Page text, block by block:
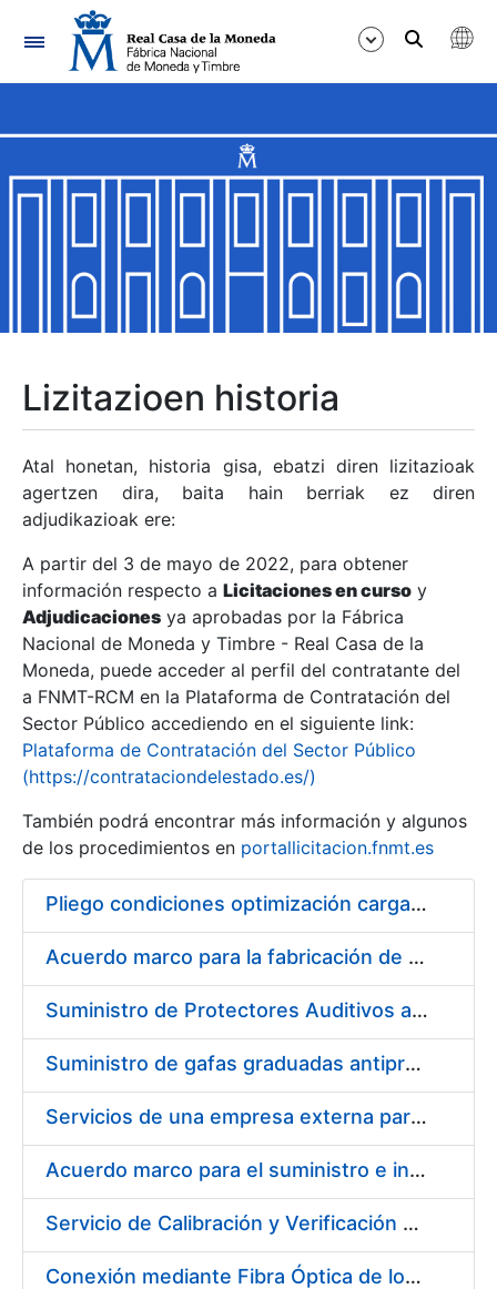
Nabigazioa
Erakutsi/Ezkutatu
Erakutsi/Ezkutatu
Erakutsi/Ezkutatu
Erakutsi/Ezkutatu
Erakutsi/Ezkutatu
Erakutsi/Ezkutatu
Erakutsi/Ezkutatu
Erakutsi/Ezkutatu
Lizitazioen historia
Atal honetan, historia gisa, ebatzi diren lizitazioak
agertzen dira, baita hain berriak ez diren
adjudikazioak ere:
A partir del 3 de mayo de 2022, para obtener
información respecto a Licitaciones en curso y
Adjudicaciones ya aprobadas por la Fábrica
Nacional de Moneda y Timbre - Real Casa de la
Moneda, puede acceder al perfil del contratante del
a FNMT-RCM en la Plataforma de Contratación del
Sector Público accediendo en el siguiente link:
Plataforma de Contratación del Sector Público
(https://contrataciondelestado.es/)
También podrá encontrar más información y algunos
de los procedimientos en portallicitacion.fnmt.es
Pliego condiciones optimización cargas compras firmado
Acuerdo marco para la fabricación de piezas
Suministro de Protectores Auditivos a medida para las personas trabajadoras de los Centros de Trabajo de Madrid y Burgos
Suministro de gafas graduadas antiproyecciones para los trabajadores de la FNMT-RCM en los centros de trabajo de Madrid y Burgos
Servicios de una empresa externa para el asesoramiento y resolución de los recursos de alzada que se presentan relacionados con procesos de selección para la FNMT-RCM
Acuerdo marco para el suministro e instalación de persianas, estores y otros complementos
Servicio de Calibración y Verificación Externa de los Equipos de Medición del Servicio de Prevención de la FNMT-RCM
Conexión mediante Fibra Óptica de los Centros de Proceso de Datos (CPDs) de las sedes de la FNMT-RCM de Burgos y Madrid